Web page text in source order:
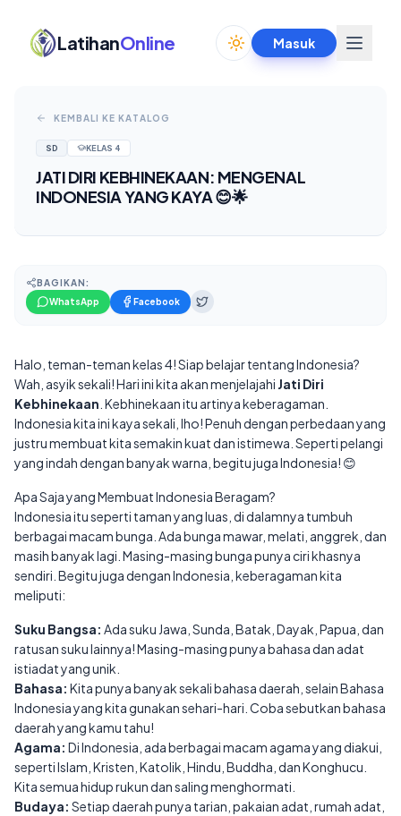
LatihanOnline Toggle theme
Masuk
KEMBALI KE KATALOG
SD KELAS 4
JATI DIRI KEBHINEKAAN: MENGENAL
INDONESIA YANG KAYA 😊🌟
BAGIKAN:
WhatsApp
Facebook
Halo, teman-teman kelas 4! Siap belajar tentang Indonesia?
Wah, asyik sekali! Hari ini kita akan menjelajahi Jati Diri
Kebhinekaan . Kebhinekaan itu artinya keberagaman.
Indonesia kita ini kaya sekali, lho! Penuh dengan perbedaan yang
justru membuat kita semakin kuat dan istimewa. Seperti pelangi
yang indah dengan banyak warna, begitu juga Indonesia! 😊
Apa Saja yang Membuat Indonesia Beragam?
Indonesia itu seperti taman yang luas, di dalamnya tumbuh
berbagai macam bunga. Ada bunga mawar, melati, anggrek, dan
masih banyak lagi. Masing-masing bunga punya ciri khasnya
sendiri. Begitu juga dengan Indonesia, keberagaman kita
meliputi:
Suku Bangsa: Ada suku Jawa, Sunda, Batak, Dayak, Papua, dan
ratusan suku lainnya! Masing-masing punya bahasa dan adat
istiadat yang unik.
Bahasa: Kita punya banyak sekali bahasa daerah, selain Bahasa
Indonesia yang kita gunakan sehari-hari. Coba sebutkan bahasa
daerah yang kamu tahu!
Agama: Di Indonesia, ada berbagai macam agama yang diakui,
seperti Islam, Kristen, Katolik, Hindu, Buddha, dan Konghucu.
Kita semua hidup rukun dan saling menghormati.
Budaya: Setiap daerah punya tarian, pakaian adat, rumah adat,